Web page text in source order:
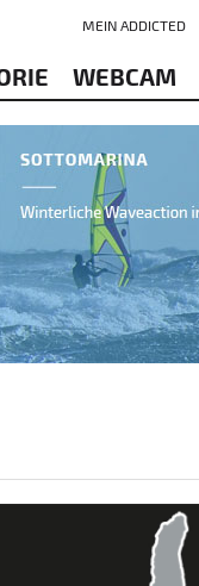
WEBCAM
MEIN ADDICTED